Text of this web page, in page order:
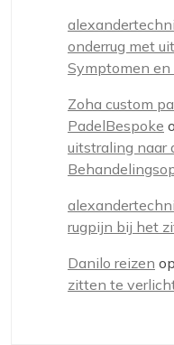
onderrug met
Symptomen
Zoha custom
PadelBespoke
uitstraling naar
rugpijn bij het
Danilo reizen op
zitten te